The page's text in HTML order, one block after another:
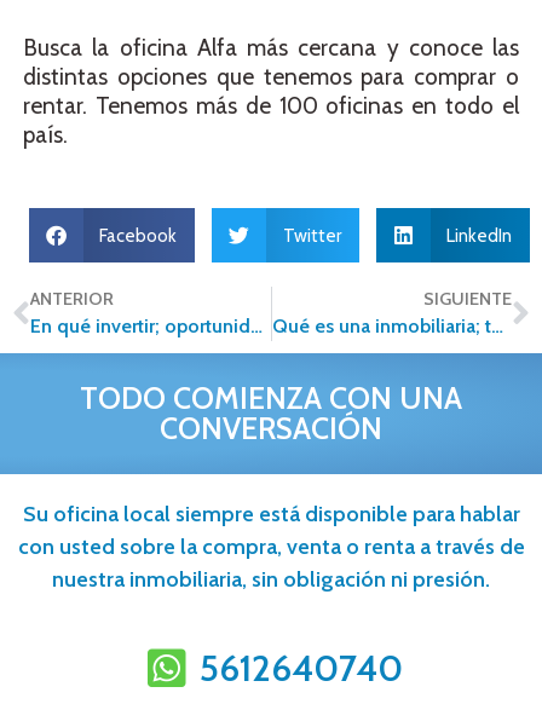
Busca la oficina Alfa más cercana y conoce las
distintas opciones que tenemos para comprar o
rentar. Tenemos más de 100 oficinas en todo el
país.
Facebook Twitter LinkedIn
ANTERIOR
En qué invertir; oportunidades ecológicas y sustentables
SIGUIENTE
Qué es una inmobiliaria; tendencias actuales en este sector
TODO COMIENZA CON UNA
CONVERSACIÓN
Su oficina local siempre está disponible para hablar
con usted sobre la compra, venta o renta a través de
nuestra inmobiliaria, sin obligación ni presión.
5612640740